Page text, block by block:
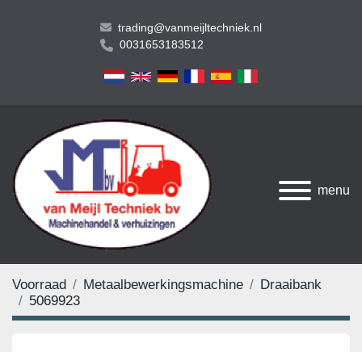
trading@vanmeijltechniek.nl
0031653183512
menu
Voorraad Metaalbewerkingsmachine
Draaibank
5069923